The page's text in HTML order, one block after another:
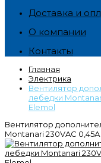
Доставка и
О компании
Контакты
Главная
Электрика
Вентилятор
лебедки
Elemol
Вентилятор
Montanari 230VAC